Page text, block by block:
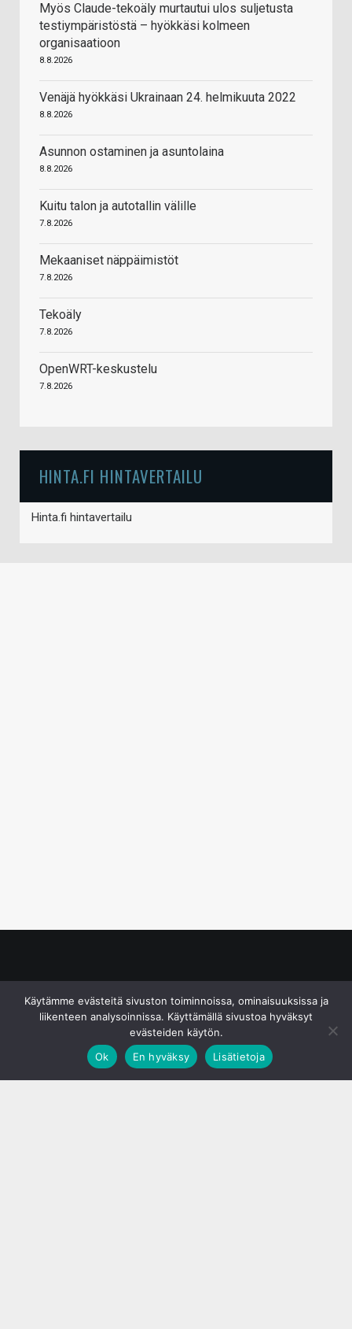
Myös Claude-tekoäly murtautui ulos suljetusta
testiympäristöstä – hyökkäsi kolmeen
organisaatioon
8.8.2026
Venäjä hyökkäsi Ukrainaan 24. helmikuuta 2022
8.8.2026
Asunnon ostaminen ja asuntolaina
8.8.2026
Kuitu talon ja autotallin välille
7.8.2026
Mekaaniset näppäimistöt
7.8.2026
Tekoäly
7.8.2026
OpenWRT-keskustelu
7.8.2026
HINTA.FI HINTAVERTAILU
Hinta.fi hintavertailu
Käytämme evästeitä sivuston toiminnoissa, ominaisuuksissa ja
liikenteen analysoinnissa. Käyttämällä sivustoa hyväksyt
evästeiden käytön.
Ok
En hyväksy Lisätietoja